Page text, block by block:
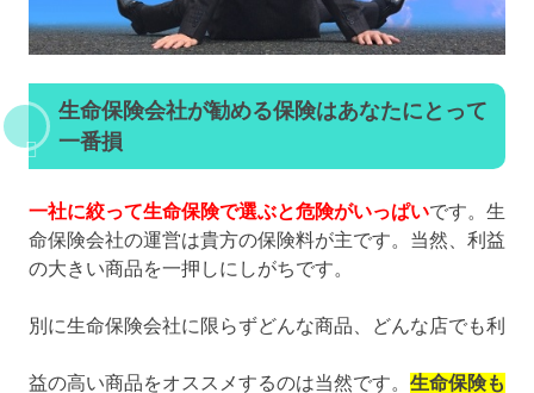
生命保険会社が勧める保険はあなたにとって
一番損
一社に絞って生命保険で選ぶと危険がいっぱいです。生
命保険会社の運営は貴方の保険料が主です。当然、利益
の大きい商品を一押しにしがちです。
別に生命保険会社に限らずどんな商品、どんな店でも利
益の高い商品をオススメするのは当然です。 生命保険も